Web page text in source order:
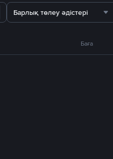
Барлық төлеу әдістері
Баға